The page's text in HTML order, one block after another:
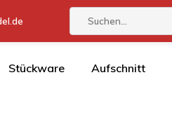
Stückware Aufschnitt